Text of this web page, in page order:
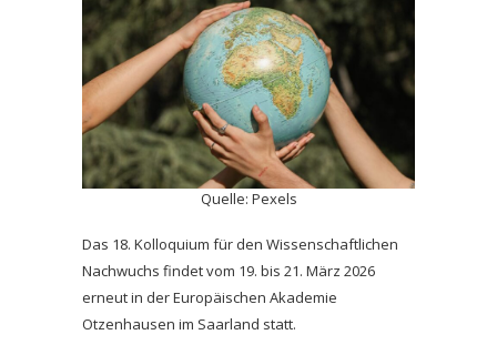
Quelle: Pexels
Das 18. Kolloquium für den Wissenschaftlichen
Nachwuchs findet vom 19. bis 21. März 2026
erneut in der Europäischen Akademie
Otzenhausen im Saarland statt.